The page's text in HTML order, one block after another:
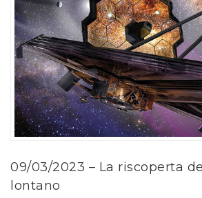
09/03/2023 – La riscoperta
lontano